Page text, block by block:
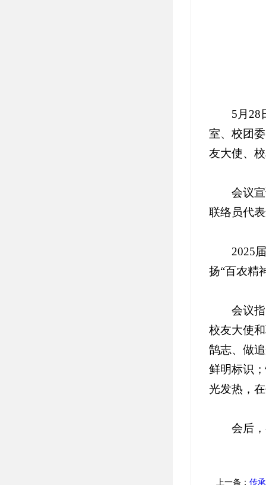
5月28
室、校团
友大使、
会议
联络员代
2025
扬“百农精
会议
校友大使
鹄志、做
鲜明标识
光发热，
会后
上一条： 传